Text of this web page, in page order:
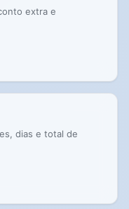
extra e
dias e total de